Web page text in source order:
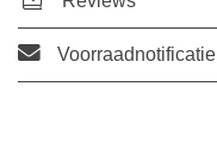
Voorraadnotificatie